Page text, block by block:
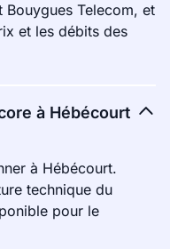
Bouygues Telecom, et
et les débits des
à Hébécourt
à Hébécourt.
technique du
pour le